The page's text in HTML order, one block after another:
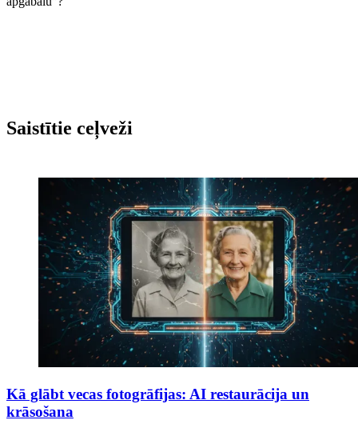
Saistītie ceļveži
Kā glābt vecas fotogrāfijas: AI restaurācija un
krāsošana